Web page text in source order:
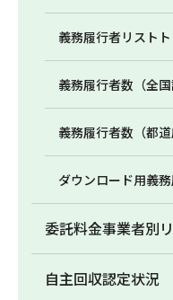
義務履行者リスト
義務履行者数（全国
義務履行者数（都道
ダウンロード用義
委託料金事業者別
自主回収認定状況